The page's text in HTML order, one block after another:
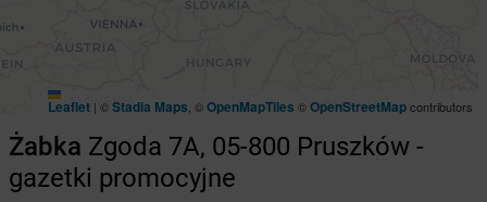
Leaflet | ©Stadia Maps , ©OpenMapTiles ©OpenStreetMapcontributors
Żabka Zgoda 7A, 05-800 Pruszków -
gazetki promocyjne